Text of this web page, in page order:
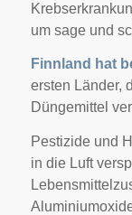
um sage und
Finnland hat
ersten Länder,
Düngemittel
Pestizide und
in die Luft